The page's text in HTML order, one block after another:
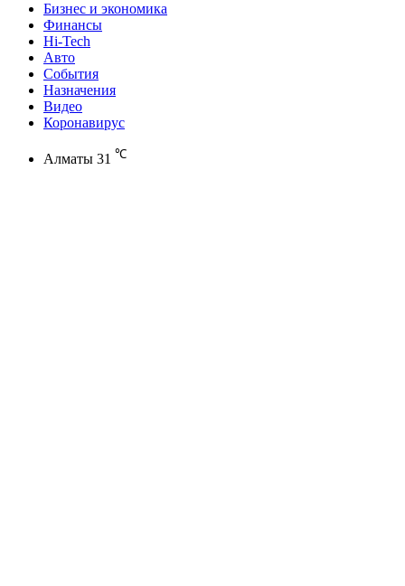
Бизнес и экономика
Финансы
Hi-Tech
Авто
События
Назначения
Видео
Коронавирус
Алматы 31 ℃